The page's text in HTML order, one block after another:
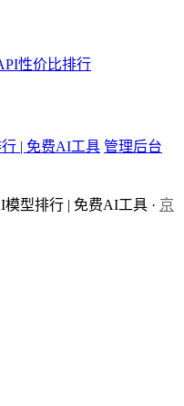
性价比排行
| 免费AI工具 管理后台
型排行 | 免费AI工具 · 京